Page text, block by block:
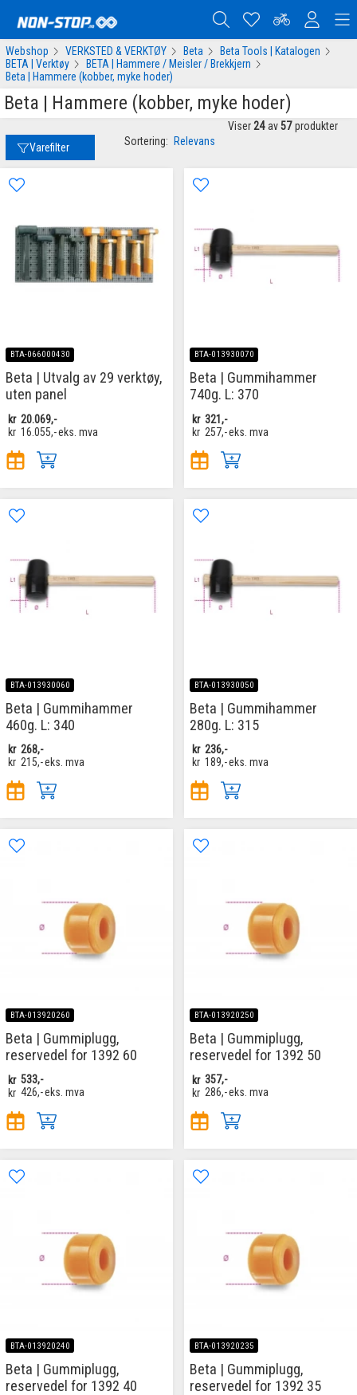
Webshop VERKSTED & VERKTØY Beta
Beta Tools | Katalogen
BETA | Verktøy
BETA | Hammere / Meisler / Brekkjern
Beta | Hammere (kobber, myke hoder)
Beta | Hammere (kobber, myke hoder)
Varefilter Sortering: Relevans
Viser 24 av 57 produkter
BTA-066000430
Beta | Utvalg av 29 verktøy,
uten panel
kr 20.069,-
kr 16.055,-eks. mva
BTA-013930070
Beta | Gummihammer
740g. L: 370
kr 321,-
kr 257,-eks. mva
BTA-013930060
Beta | Gummihammer
460g. L: 340
kr 268,-
kr 215,-eks. mva
BTA-013930050
Beta | Gummihammer
280g. L: 315
kr 236,-
kr 189,-eks. mva
BTA-013920260
Beta | Gummiplugg,
reservedel for 1392 60
kr 533,-
kr 426,-eks. mva
BTA-013920250
Beta | Gummiplugg,
reservedel for 1392 50
kr 357,-
kr 286,-eks. mva
BTA-013920240
Beta | Gummiplugg,
reservedel for 1392 40
BTA-013920235
Beta | Gummiplugg,
reservedel for 1392 35